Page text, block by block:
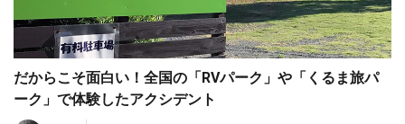
だからこそ面白い！全国の「RVパーク」や「くるま旅パ
ーク」で体験したアクシデント